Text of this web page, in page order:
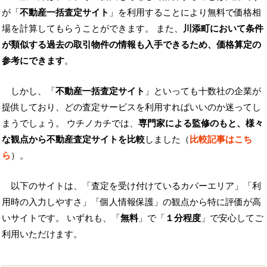
が「不動産一括査定サイト 」を利用することにより無料で価格相
場を計算してもらうことができます。 また、 川添町において条件
が類似する過去の取引物件の情報も入手できるため、価格算定の
参考にできます。
しかし、「不動産一括査定サイト 」といっても十数社の企業が
提供しており、どの査定サービスを利用すればいいのか迷ってし
まうでしょう。 ウチノカチでは、 専門家による監修のもと、様々
な観点から不動産査定サイトを比較しました（比較記事はこち
ら）。
以下のサイトは、「査定を受け付けているカバーエリア」「利
用時の入力しやすさ」「個人情報保護」の観点から特に評価が高
いサイトです。 いずれも、「無料」で「 １分程度 」で安心してご
利用いただけます。